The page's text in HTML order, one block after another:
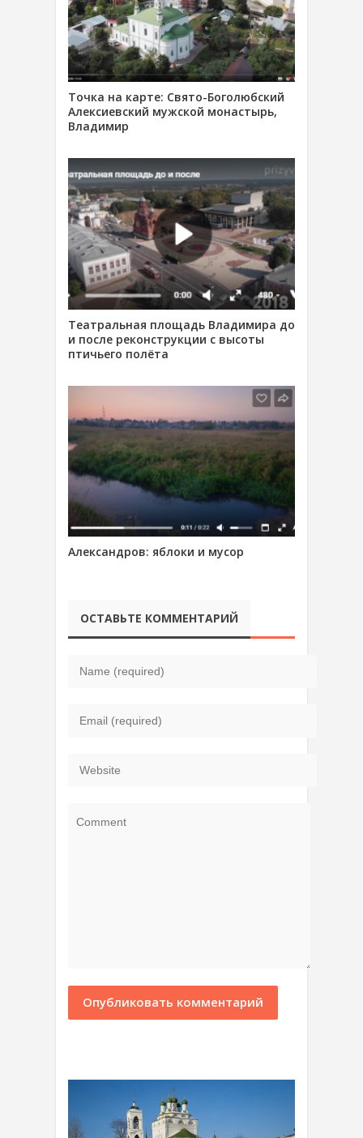
Точка на карте: Свято-Боголюбский
Алексиевский мужской монастырь,
Владимир
Театральная площадь Владимира до
и после реконструкции с высоты
птичьего полёта
Александров: яблоки и мусор
ОСТАВЬТЕ КОММЕНТАРИЙ